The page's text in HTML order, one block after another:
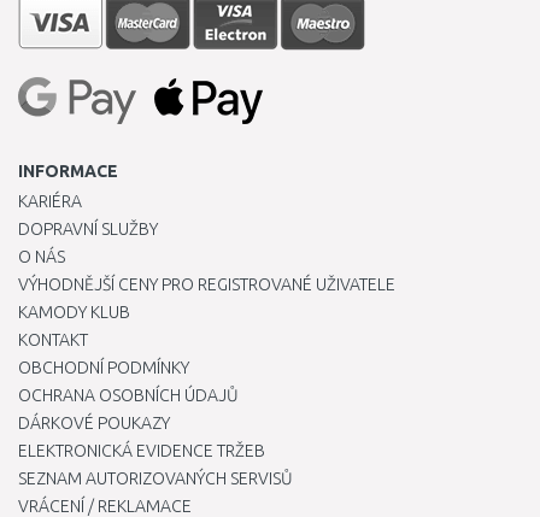
INFORMACE
KARIÉRA
DOPRAVNÍ SLUŽBY
O NÁS
VÝHODNĚJŠÍ CENY PRO REGISTROVANÉ UŽIVATELE
KAMODY KLUB
KONTAKT
OBCHODNÍ PODMÍNKY
OCHRANA OSOBNÍCH ÚDAJŮ
DÁRKOVÉ POUKAZY
ELEKTRONICKÁ EVIDENCE TRŽEB
SEZNAM AUTORIZOVANÝCH SERVISŮ
VRÁCENÍ / REKLAMACE